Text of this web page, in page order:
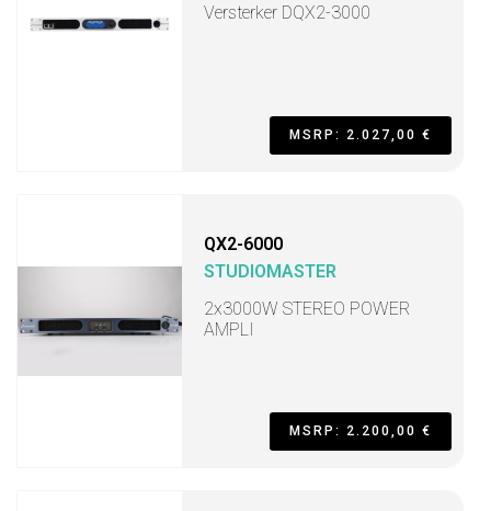
Versterker DQX2-3000
MSRP: 2.027,00 €
QX2-6000
STUDIOMASTER
2x3000W STEREO POWER
AMPLI
MSRP: 2.200,00 €